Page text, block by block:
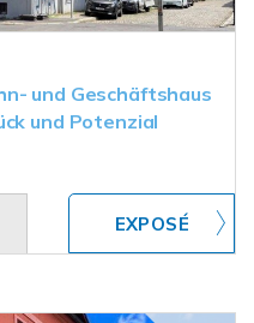
und Geschäftshaus
und Potenzial